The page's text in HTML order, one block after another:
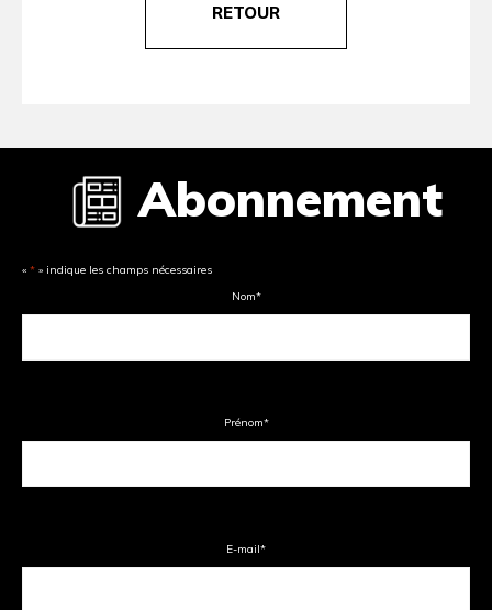
RETOUR
Abonnement
« * » indique les champs nécessaires
Nom*
Prénom*
E-mail*